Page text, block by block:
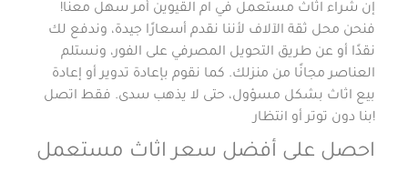
إن شراء اثاث مستعمل في ام القيوين أمر سهل معنا!
فنحن محل ثقة الآلاف لأننا نقدم أسعارًا جيدة، وندفع لك
نقدًا أو عن طريق التحويل المصرفي على الفور، ونستلم
العناصر مجانًا من منزلك. كما نقوم بإعادة تدوير أو إعادة
بيع اثاث بشكل مسؤول، حتى لا يذهب سدى. فقط اتصل
بنا دون توتر أو انتظار!
احصل على أفضل سعر اثاث مستعمل